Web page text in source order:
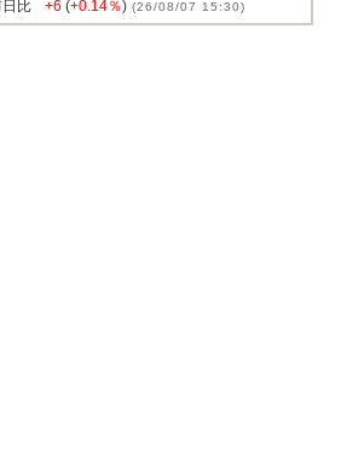
比
+6 (+0.14％) (26/08/07 15:30)